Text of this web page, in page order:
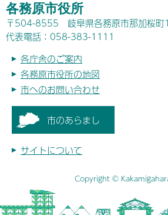
各務原市役所
〒504-8555 岐阜県各務原市那加桜町
代表電話：058-383-1111
各庁舎のご案内
各務原市役所の地図
市へのお問い合わせ
市のあらまし
サイトについて
Copyright ©